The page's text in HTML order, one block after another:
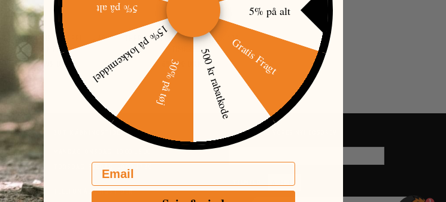
THERMACELL MR300 REFILL - 48
TIMER
329,95 DKK
THERMACELL MR300 REFILL - 120
699,00 DKK
BUTIK ÅBNINGSTIDER
TORSDAG-FREDAG:
TELEFON ÅBNINGSTIDER
TILMELD DIG VORES NYHEDSBREV
ADRESSE
AFMELD
5% på alt
Gratis Fragt
500 kr rabatkode
30% på tøj
15% på lokkemiddel
5% på alt
Email